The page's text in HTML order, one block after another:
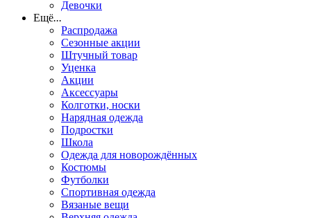
Девочки
Ещё...
Распродажа
Сезонные акции
Штучный товар
Уценка
Акции
Аксессуары
Колготки, носки
Нарядная одежда
Подростки
Школа
Одежда для новорождённых
Костюмы
Футболки
Спортивная одежда
Вязаные вещи